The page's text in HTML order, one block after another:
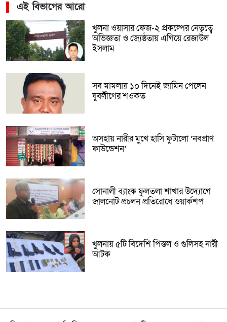
এই বিভাগের আরো
খুলনা ওয়াসার ফেজ-২ প্রকল্পের নেতৃত্বে
অভিজ্ঞতা ও জ্যেষ্ঠতায় এগিয়ে রেজাউল
ইসলাম
সব মামলায় ১০ দিনেই জামিন পেলেন
যুবলীগের শওকত
অসহায় নারীর মুখে হাসি ফুটালো ‘নবপ্রাণ
ফাউন্ডেশন’
সোনালী ব্যাংক ফুলতলা শাখার উদ্যোগে
জালনোট প্রচলন প্রতিরোধে ওয়ার্কশপ
খুলনায় ৫টি বিদেশি পিস্তল ও গুলিসহ নারী
আটক